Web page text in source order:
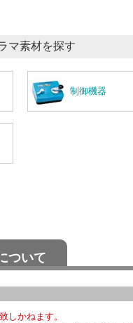
マ素材を探す
制御機器
ついて
しかねます。